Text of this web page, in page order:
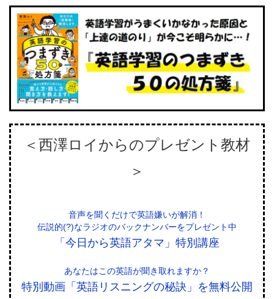
＜西澤ロイからのプレゼント教材
＞
音声を聞くだけで英語嫌いが解消！
伝説的(?)なラジオのバックナンバーをプレゼント中
「今日から英語アタマ」特別講座
あなたはこの英語が聞き取れますか？
特別動画「英語リスニングの秘訣」を無料公開